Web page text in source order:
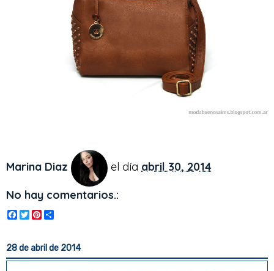
Marina Diaz el día abril 30, 2014
No hay comentarios.:
F
a
e
b
o
T
w
t
t
e
P
t
e
r
r
e
28 de abril de 2014